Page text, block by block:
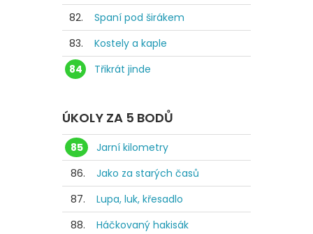
82.
Spaní pod širákem
83.
Kostely a kaple
84
Třikrát jinde
ÚKOLY ZA 5 BODŮ
85
Jarní kilometry
86.
Jako za starých časů
87.
Lupa, luk, křesadlo
88.
Háčkovaný hakisák